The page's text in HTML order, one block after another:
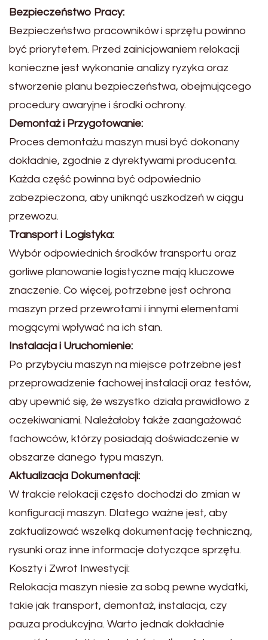
Bezpieczeństwo Pracy:
Bezpieczeństwo pracowników i sprzętu powinno
być priorytetem. Przed zainicjowaniem relokacji
konieczne jest wykonanie analizy ryzyka oraz
stworzenie planu bezpieczeństwa, obejmującego
procedury awaryjne i środki ochrony.
Demontaż i Przygotowanie:
Proces demontażu maszyn musi być dokonany
dokładnie, zgodnie z dyrektywami producenta.
Każda część powinna być odpowiednio
zabezpieczona, aby uniknąć uszkodzeń w ciągu
przewozu.
Transport i Logistyka:
Wybór odpowiednich środków transportu oraz
gorliwe planowanie logistyczne mają kluczowe
znaczenie. Co więcej, potrzebne jest ochrona
maszyn przed przewrotami i innymi elementami
mogącymi wpływać na ich stan.
Instalacja i Uruchomienie:
Po przybyciu maszyn na miejsce potrzebne jest
przeprowadzenie fachowej instalacji oraz testów,
aby upewnić się, że wszystko działa prawidłowo z
oczekiwaniami. Należałoby także zaangażować
fachowców, którzy posiadają doświadczenie w
obszarze danego typu maszyn.
Aktualizacja Dokumentacji:
W trakcie relokacji często dochodzi do zmian w
konfiguracji maszyn. Dlatego ważne jest, aby
zaktualizować wszelką dokumentację techniczną,
rysunki oraz inne informacje dotyczące sprzętu.
Koszty i Zwrot Inwestycji:
Relokacja maszyn niesie za sobą pewne wydatki,
takie jak transport, demontaż, instalacja, czy
pauza produkcyjna. Warto jednak dokładnie